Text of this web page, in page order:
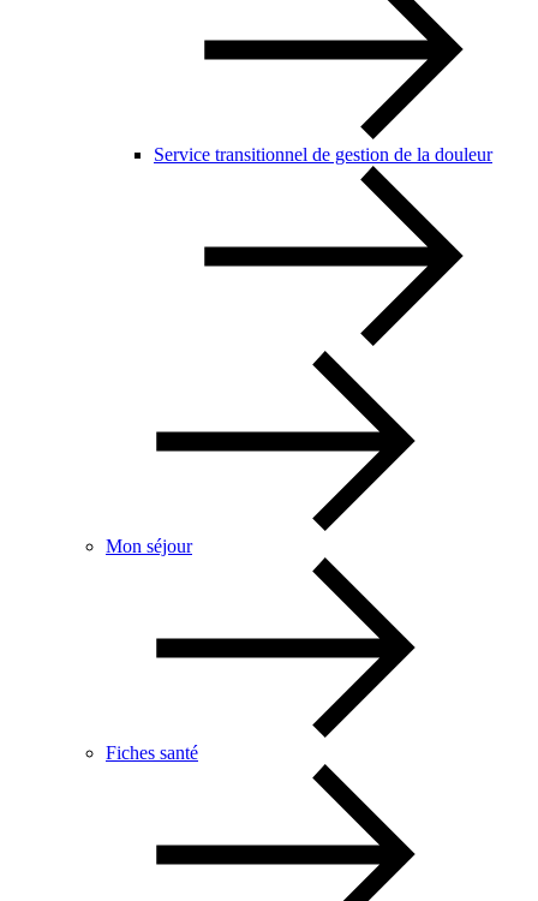
Service transitionnel de gestion de la douleur
Mon séjour
Fiches santé